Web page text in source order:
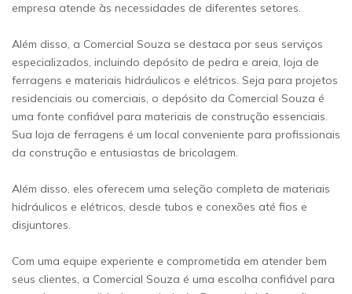
empresa atende às necessidades de diferentes setores.
Além disso, a Comercial Souza se destaca por seus serviços
especializados, incluindo depósito de pedra e areia, loja de
ferragens e materiais hidráulicos e elétricos. Seja para projetos
residenciais ou comerciais, o depósito da Comercial Souza é
uma fonte confiável para materiais de construção essenciais.
Sua loja de ferragens é um local conveniente para profissionais
da construção e entusiastas de bricolagem.
Além disso, eles oferecem uma seleção completa de materiais
hidráulicos e elétricos, desde tubos e conexões até fios e
disjuntores.
Com uma equipe experiente e comprometida em atender bem
seus clientes, a Comercial Souza é uma escolha confiável para